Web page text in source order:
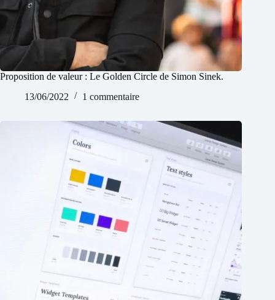
Proposition de valeur : Le Golden Circle de Simon Sinek.
13/06/2022
1 commentaire